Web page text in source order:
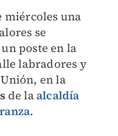
miércoles una
se
poste en la
labradores y
en la
de la alcaldía
.